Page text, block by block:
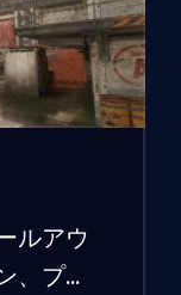
ルアウ
、プレ